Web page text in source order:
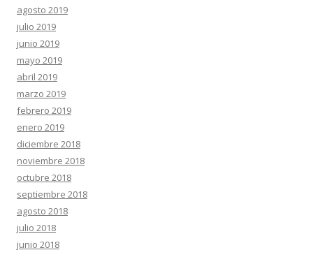
agosto 2019
julio 2019
junio 2019
mayo 2019
abril 2019
marzo 2019
febrero 2019
enero 2019
diciembre 2018
noviembre 2018
octubre 2018
septiembre 2018
agosto 2018
julio 2018
junio 2018